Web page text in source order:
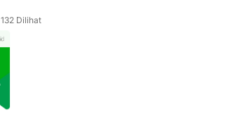
132 Dilihat